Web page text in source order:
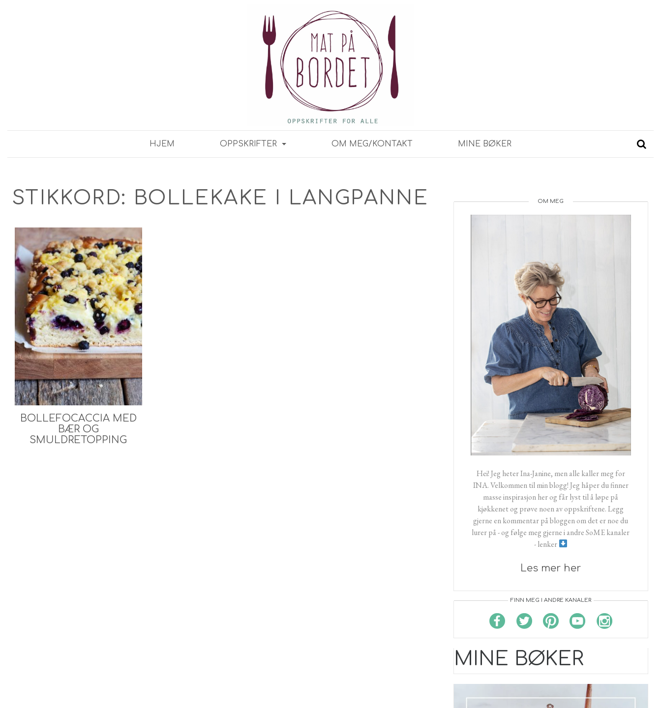
HJEM OPPSKRIFTER OM MEG/KONTAKT MINE BØKER
STIKKORD: BOLLEKAKE I LANGPANNE
BOLLEFOCACCIA MED
BÆR OG
SMULDRETOPPING
OM MEG
Hei! Jeg heter Ina-Janine, men alle kaller meg for
INA. Velkommen til min blogg! Jeg håper du finner
masse inspirasjon her og får lyst til å løpe på
kjøkkenet og prøve noen av oppskriftene. Legg
gjerne en kommentar på bloggen om det er noe du
lurer på - og følge meg gjerne i andre SoME kanaler
- lenker
Les mer her
FINN MEG I ANDRE KANALER
MINE BØKER